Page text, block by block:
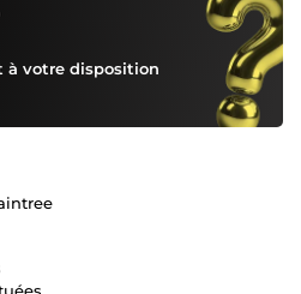
à votre disposition